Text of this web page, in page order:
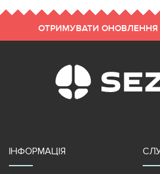
ОТРИМУВАТИ ОНОВЛЕННЯ
ІНФОРМАЦІЯ